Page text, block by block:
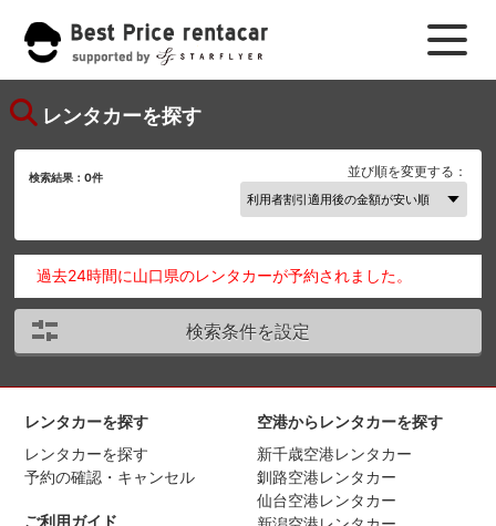
レンタカーを探す
検索結果：0件 並び順を変更する：
過去24時間に山口県のレンタカーが予約されました。
検索条件を設定
レンタカーを探す
レンタカーを探す
予約の確認・キャンセル
ご利用ガイド
空港からレンタカーを探す
新千歳空港レンタカー
釧路空港レンタカー
仙台空港レンタカー